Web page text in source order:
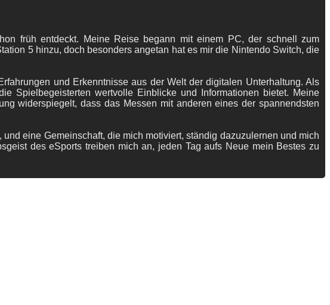
früh entdeckt. Meine Reise begann mit einem PC, der schnell zum
5 hinzu, doch besonders angetan hat es mir die Nintendo Switch, die
und Erkenntnisse aus der Welt der digitalen Unterhaltung. Als
Spielbegeisterten wertvolle Einblicke und Informationen bietet. Meine
widerspiegelt, dass das Messen mit anderen eines der spannendsten
eine Gemeinschaft, die mich motiviert, ständig dazuzulernen und mich
des eSports treiben mich an, jeden Tag aufs Neue mein Bestes zu